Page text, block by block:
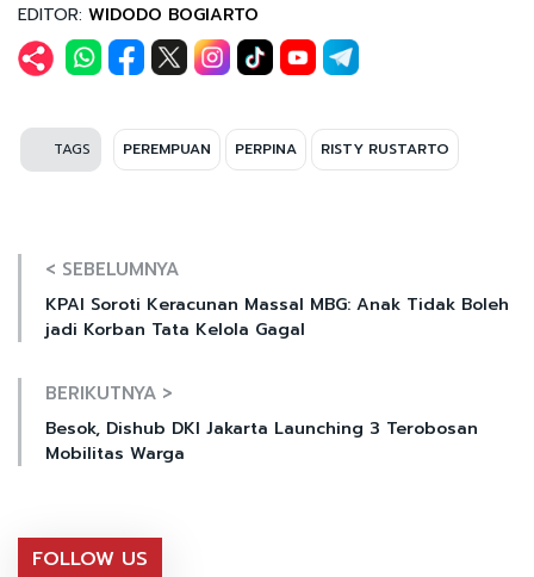
EDITOR: WIDODO BOGIARTO
TAGS PEREMPUAN PERPINA RISTY RUSTARTO
< SEBELUMNYA
KPAI Soroti Keracunan Massal MBG: Anak Tidak Boleh
jadi Korban Tata Kelola Gagal
BERIKUTNYA >
Besok, Dishub DKI Jakarta Launching 3 Terobosan
Mobilitas Warga
FOLLOW US